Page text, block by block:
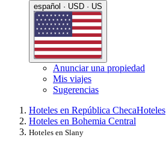
español · USD · US
Anunciar una propiedad
Mis viajes
Sugerencias
Hoteles en República ChecaHoteles
Hoteles en Bohemia Central
Hoteles en Slany